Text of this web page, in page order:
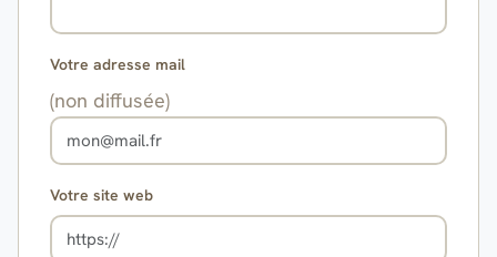
Votre adresse mail
(non diffusée)
Votre site web